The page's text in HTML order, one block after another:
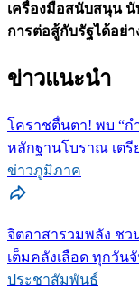
เครื่องมือสนับสนุน
การต่อสู้กับรัฐได้อย่
ข่าวแนะนำ
โคราชตื่นตา! พบ “ก
หลักฐานโบราณ เต
ข่าวภูมิภาค
จิตอาสารวมพลัง ชว
เต็มคลังเลือด ทุกวัน
ประชาสัมพันธ์